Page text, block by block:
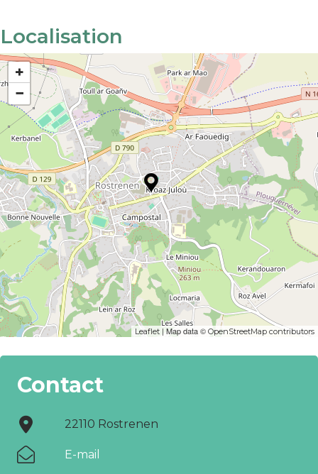
Localisation
+
−
Leaflet | Map data © OpenStreetMap contributors
Contact
22110 Rostrenen
E-mail